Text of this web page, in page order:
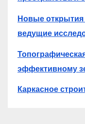
Новые
ведущие
эффективному
Каркасное